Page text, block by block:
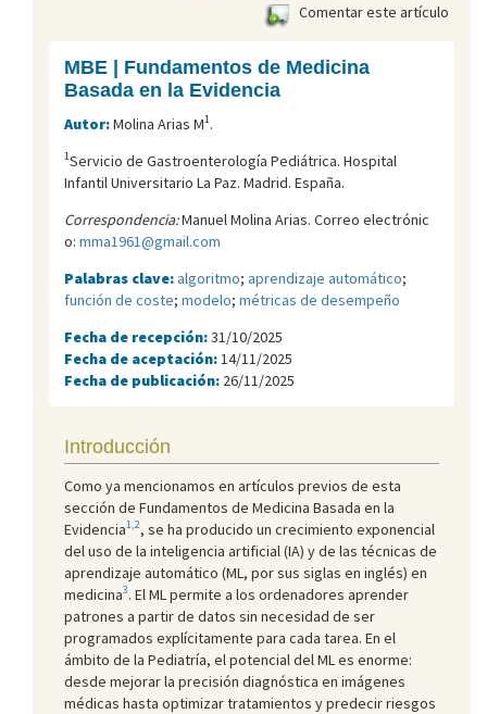
Comentar este artículo
MBE | Fundamentos de Medicina
Basada en la Evidencia
Autor:Molina Arias M1.
1Servicio de Gastroenterología Pediátrica. Hospital
Infantil Universitario La Paz. Madrid. España.
Correspondencia:Manuel Molina Arias. Correo electrónic
o: mma1961@gmail.com
Palabras clave:algoritmo; aprendizaje automático;
función de coste; modelo; métricas de desempeño
Fecha de recepción:31/10/2025
Fecha de aceptación: 14/11/2025
Fecha de publicación: 26/11/2025
Introducción
Como ya mencionamos en artículos previos de esta
sección de Fundamentos de Medicina Basada en la
Evidencia1,2, se ha producido un crecimiento exponencial
del uso de la inteligencia artificial (IA) y de las técnicas de
aprendizaje automático (ML, por sus siglas en inglés) en
medicina3. El ML permite a los ordenadores aprender
patrones a partir de datos sin necesidad de ser
programados explícitamente para cada tarea. En el
ámbito de la Pediatría, el potencial del ML es enorme:
desde mejorar la precisión diagnóstica en imágenes
médicas hasta optimizar tratamientos y predecir riesgos